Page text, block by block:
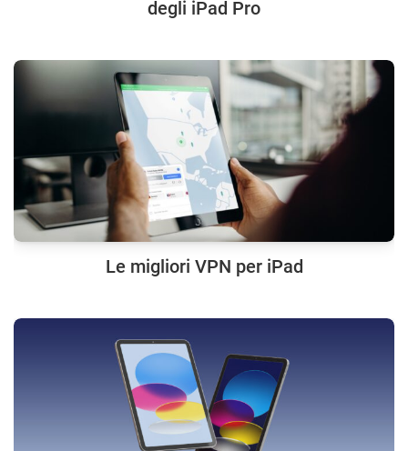
degli iPad Pro
Le migliori VPN per iPad